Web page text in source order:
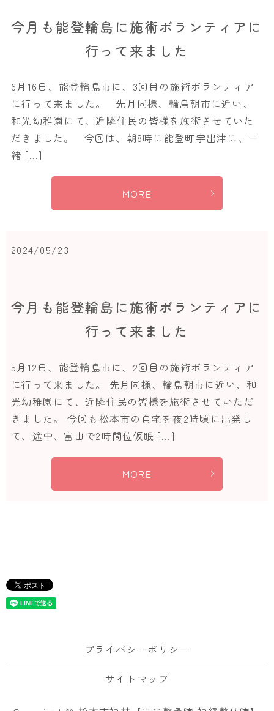
今月も能登輪島に施術ボランティアに
行って来ました
6月16日、能登輪島市に、3回目の施術ボランティア
に行って来ました。 先月同様、輪島朝市に近い、
和光幼稚園にて、近隣住民の皆様を施術させていた
だきました。 今回は、朝8時に能登町宇出津に、一
緒 […]
MORE
2024/05/23
今月も能登輪島に施術ボランティアに
行って来ました
5月12日、能登輪島市に、2回目の施術ボランティア
に行って来ました。 先月同様、輪島朝市に近い、和
光幼稚園にて、近隣住民の皆様を施術させていただ
きました。 今回も松本市の自宅を夜2時頃に出発し
て、途中、富山で2時間位仮眠 […]
MORE
プライバシーポリシー
サイトマップ